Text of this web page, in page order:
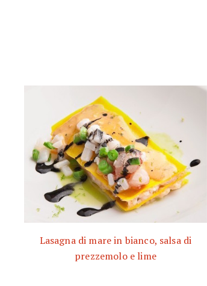
Lasagna di mare in bianco, salsa di
prezzemolo e lime